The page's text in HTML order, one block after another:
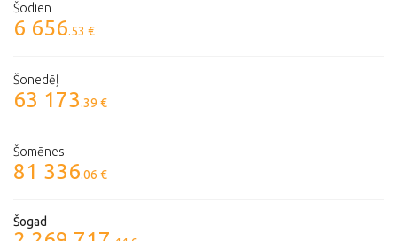
Šodien
6 656.53 €
Šonedēļ
63 173.39 €
Šomēnes
81 336.06 €
Šogad